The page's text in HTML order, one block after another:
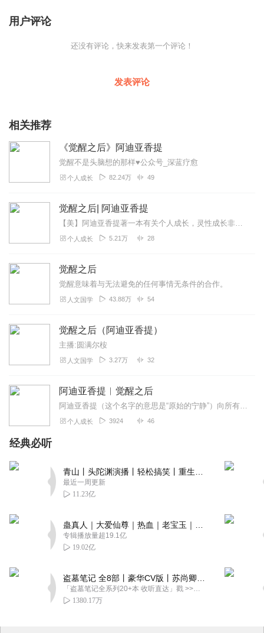
用户评论
还没有评论，快来发表第一个评论！
发表评论
相关推荐
《觉醒之后》阿迪亚香提
觉醒不是头脑想的那样♥公众号_深蓝疗愈
个人成长 82.24万 49
觉醒之后| 阿迪亚香提
【美】阿迪亚香提著一本有关个人成长，灵性成长非常有代表性的书，洁懿读后，受益匪浅。
个人成长 5.21万 28
觉醒之后
觉醒意味着与无法避免的任何事情无条件的合作。
人文国学 43.88万 54
觉醒之后（阿迪亚香提）
主播:圆满尔桉
人文国学 3.27万 32
阿迪亚香提︱觉醒之后
阿迪亚香提（这个名字的意思是“原始的宁静”）向所有寻求心灵安宁与自由的人提出了一个挑战，也就是认真对待“此生就获得解脱”这个可能性。在他的禅宗老师（阿迪亚在这位...
个人成长 3924 46
经典必听
最近一周更新
11.23亿
专辑播放量超19.1亿
19.02亿
「盗墓笔记全系列20+本 收听直达」戳 >>改编自南派三叔同名作品，腾讯音乐娱乐集团出品，冠声文化制作，...
1380.17万